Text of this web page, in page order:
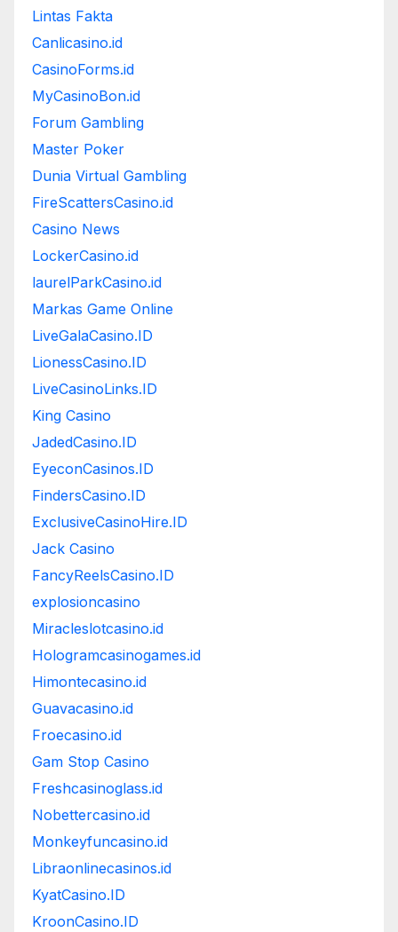
Lintas Fakta
Canlicasino.id
CasinoForms.id
MyCasinoBon.id
Forum Gambling
Master Poker
Dunia Virtual Gambling
FireScattersCasino.id
Casino News
LockerCasino.id
laurelParkCasino.id
Markas Game Online
LiveGalaCasino.ID
LionessCasino.ID
LiveCasinoLinks.ID
King Casino
JadedCasino.ID
EyeconCasinos.ID
FindersCasino.ID
ExclusiveCasinoHire.ID
Jack Casino
FancyReelsCasino.ID
explosioncasino
Miracleslotcasino.id
Hologramcasinogames.id
Himontecasino.id
Guavacasino.id
Froecasino.id
Gam Stop Casino
Freshcasinoglass.id
Nobettercasino.id
Monkeyfuncasino.id
Libraonlinecasinos.id
KyatCasino.ID
KroonCasino.ID